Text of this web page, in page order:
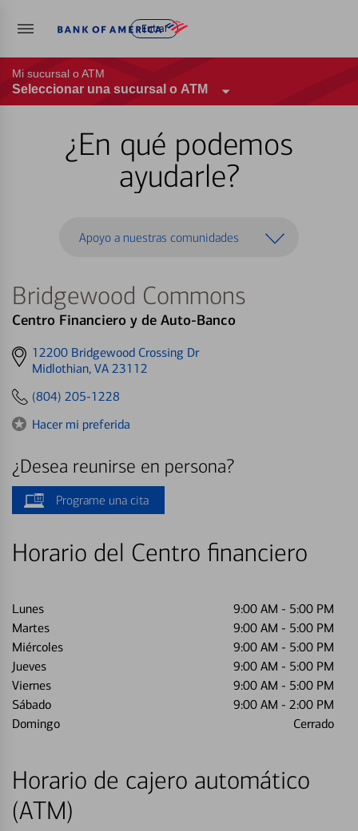
Entrar
Mi sucursal o ATM
Seleccionar una sucursal o ATM
¿En qué podemos
ayudarle?
Apoyo a nuestras comunidades
Bridgewood Commons
Centro Financiero y de Auto-Banco
Get
directions
12200 Bridgewood Crossing Dr
Midlothian, VA 23112
(804) 205-1228
Hacer mi preferida
¿Desea reunirse en persona?
Programe una cita
Horario del Centro financiero
Lunes 9:00 AM - 5:00 PM
Martes
9:00 AM - 5:00 PM
Miércoles
9:00 AM - 5:00 PM
Jueves
9:00 AM - 5:00 PM
Viernes
9:00 AM - 5:00 PM
Sábado
9:00 AM - 2:00 PM
Domingo
Cerrado
Horario de cajero automático
(ATM)